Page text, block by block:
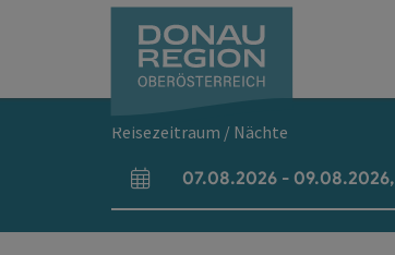
Reisezeitraum / Nächte
An- und Abreisefelder
07.08.2026 - 09.08.2026,